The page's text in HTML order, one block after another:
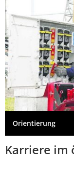
Orientierung
Karriere im